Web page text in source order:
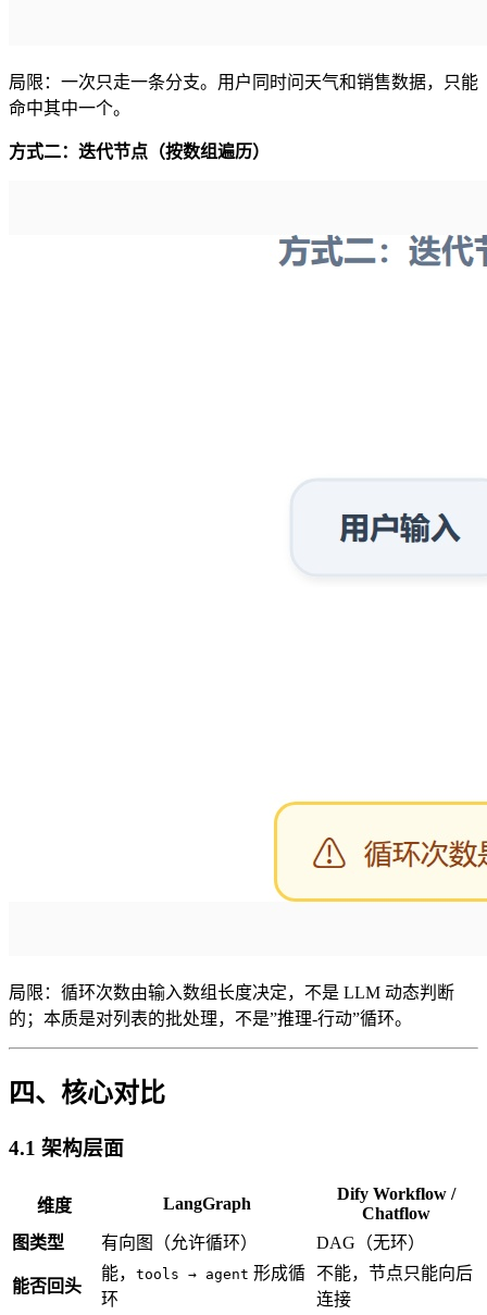
局限：一次只走一条分支。用户同时问天气和销售数据，只能
命中其中一个。
方式二：迭代节点（按数组遍历）
局限：循环次数由输入数组长度决定，不是 LLM 动态判断
的；本质是对列表的批处理，不是”推理-行动”循环。
四、核心对比
4.1 架构层面
维度 LangGraph
Dify Workflow /
Chatflow
图类型
有向图（允许循环） DAG（无环）
能否回头
能， tools → agent 形成循
环
不能，节点只能向后
连接